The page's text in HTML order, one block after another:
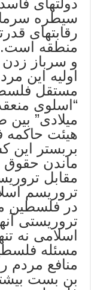
دولتهای
سیطره
رقابتهای
منطقه
و سرباز
اولیه این
مستقل
میلادی” بین
هیئت
بربستر این
ماندن
مقابل
تروریسم
در فلسطین
تروریستی
اسلامی نه
مسئله
منافع مردم
بن بست